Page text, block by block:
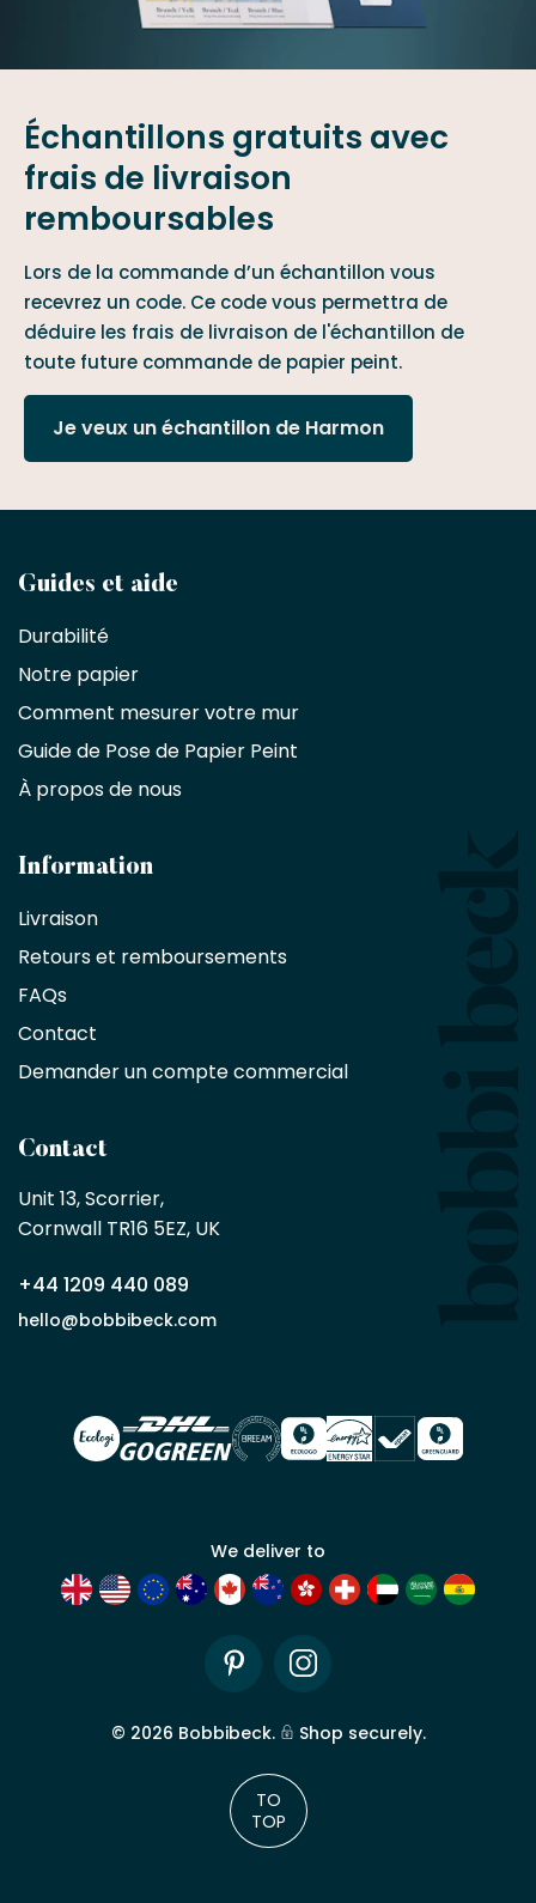
Échantillons gratuits avec
frais de livraison
remboursables
Lors de la commande d’un échantillon vous
recevrez un code. Ce code vous permettra de
déduire les frais de livraison de l'échantillon de
toute future commande de papier peint.
Je veux un échantillon de Harmon
Devenez
partenaire
commercial
Décorateurs
d'intérieur,
designers
architectes
d'une
exclusive
de
%
sur
sans
minimum
en
partenaire
commercial
Demander
un compte
Guides et aide
Durabilité
Notre papier
Comment mesurer votre mur
Guide de Pose de Papier Peint
À propos de nous
Information
Livraison
Retours et remboursements
FAQs
Contact
Demander un compte commercial
Contact
Unit 13, Scorrier,
Cornwall TR16 5EZ, UK
+44 1209 440 089
hello@bobbibeck.com
We deliver to
PinterestInstagram
© 2026 Bobbibeck. Shop securely.
TO
TOP